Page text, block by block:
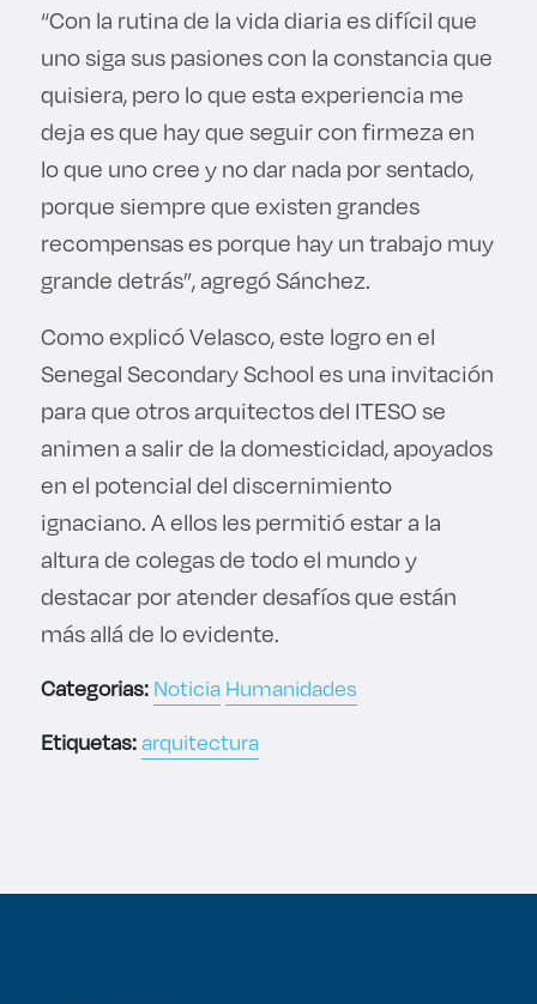
“Con la rutina de la vida diaria es difícil que
uno siga sus pasiones con la constancia que
quisiera, pero lo que esta experiencia me
deja es que hay que seguir con firmeza en
lo que uno cree y no dar nada por sentado,
porque siempre que existen grandes
recompensas es porque hay un trabajo muy
grande detrás”, agregó Sánchez.
Como explicó Velasco, este logro en el
Senegal Secondary School es una invitación
para que otros arquitectos del ITESO se
animen a salir de la domesticidad, apoyados
en el potencial del discernimiento
ignaciano. A ellos les permitió estar a la
altura de colegas de todo el mundo y
destacar por atender desafíos que están
más allá de lo evidente.
Categorias:Noticia Humanidades
Etiquetas:arquitectura